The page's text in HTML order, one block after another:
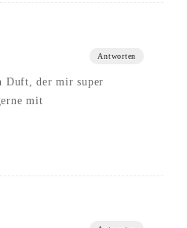
Antworten
Duft, der mir super
mit